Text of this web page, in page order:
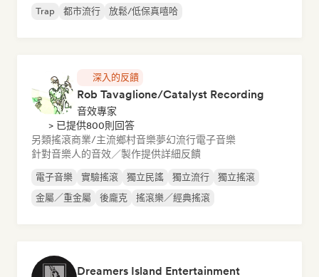
Trap 都市流行 放鬆/低保真嘻哈
深入的反饋
Rob Tavaglione/Catalyst Recording
音效專家
> 已提供800則回答
另類搖滾商業/主流鄉村音樂夢幻流行電子音樂
針對音樂人的音效／製作提供詳細反饋
電子音樂 實驗搖滾 獨立民謠 獨立流行
獨立搖滾
金屬／重金屬
後龐克 搖滾樂／經典搖滾
Dreamers Island Entertainment